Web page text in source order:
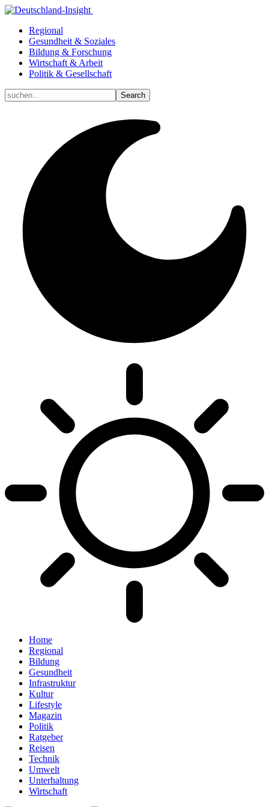
Regional
Gesundheit & Soziales
Bildung & Forschung
Wirtschaft & Arbeit
Politik & Gesellschaft
Home
Regional
Bildung
Gesundheit
Infrastruktur
Kultur
Lifestyle
Magazin
Politik
Ratgeber
Reisen
Technik
Umwelt
Unterhaltung
Wirtschaft